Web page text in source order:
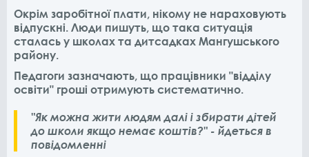
Окрім заробітної плати, нікому не нараховують
відпускні. Люди пишуть, що така ситуація
сталась у школах та дитсадках Мангушського
району.
Педагоги зазначають, що працівники "відділу
освіти" гроші отримують систематично.
"Як можна жити людям далі і збирати дітей
до школи якщо немає коштів?" - йдеться в
повідомленні